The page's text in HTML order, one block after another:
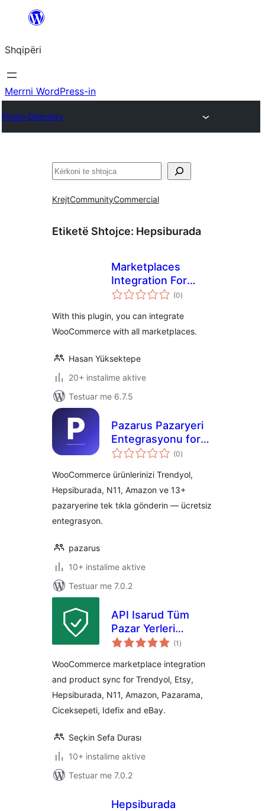
Hidhu
lënda
Shqipëri
Merrni WordPress-in
Plugin Directory
Kërko
KrejtCommunityCommercial
Etiketë Shtojce: Hepsiburada
Marketplaces
Integration For
WooCommerce
(0vlerësime
gjithsej
)
With this plugin, you can integrate
WooCommerce with all marketplaces.
Hasan Yüksektepe
20+ instalime aktive
Testuar me 6.7.5
Pazarus Pazaryeri
Entegrasyonu for
WooCommerce
(0vlerësime
gjithsej
)
WooCommerce ürünlerinizi Trendyol,
Hepsiburada, N11, Amazon ve 13+
pazaryerine tek tıkla gönderin — ücretsiz
entegrasyon.
pazarus
10+ instalime aktive
Testuar me 7.0.2
API Isarud Tüm
Pazar Yerleri
Ticaret
(1 vlerësime
gjithsej
)
WooCommerce marketplace integration
and product sync for Trendyol, Etsy,
Hepsiburada, N11, Amazon, Pazarama,
Ciceksepeti, Idefix and eBay.
Seçkin Sefa Durası
10+ instalime aktive
Testuar me 7.0.2
Hepsiburada